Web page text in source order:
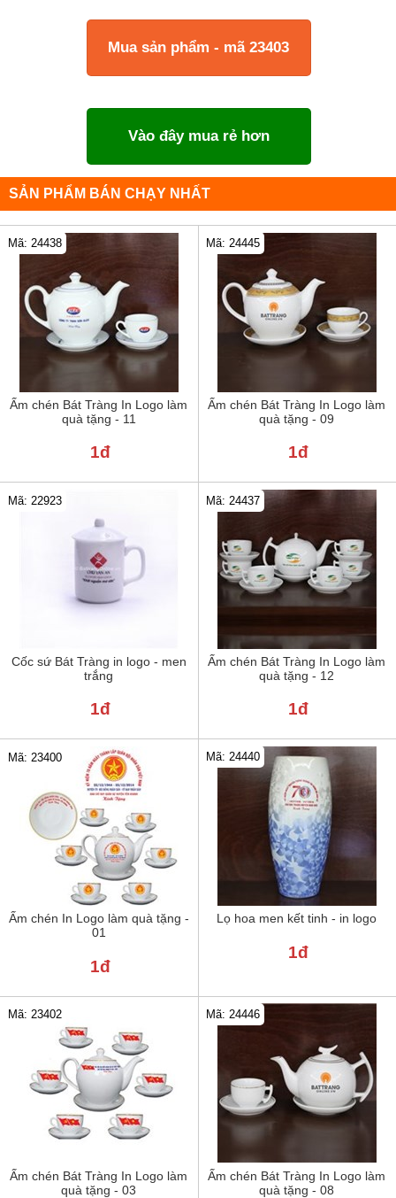
Mua sản phẩm - mã 23403
Vào đây mua rẻ hơn
SẢN PHẨM BÁN CHẠY NHẤT
Ấm chén Bát Tràng In Logo làm
quà tặng - 11
Mã: 24438
1đ
Ấm chén Bát Tràng In Logo làm
quà tặng - 09
Mã: 24445
1đ
Cốc sứ Bát Tràng in logo - men
trắng
Mã: 22923
1đ
Ấm chén Bát Tràng In Logo làm
quà tặng - 12
Mã: 24437
1đ
Ấm chén In Logo làm quà tặng -
01
Mã: 23400
1đ
Lọ hoa men kết tinh - in logo
Mã: 24440
1đ
Ấm chén Bát Tràng In Logo làm
quà tặng - 03
Mã: 23402
Ấm chén Bát Tràng In Logo làm
quà tặng - 08
Mã: 24446